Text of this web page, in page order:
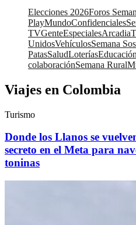
Elecciones 2026Foros
PlayMundoConfidenciales
TVGenteEspecialesArcadia
UnidosVehículosSemana
PatasSaludLoteríasEducación
colaboraciónSemana Rural
Viajes en Colombia
Turismo
Donde los Llanos se
secreto en el Meta para
toninas